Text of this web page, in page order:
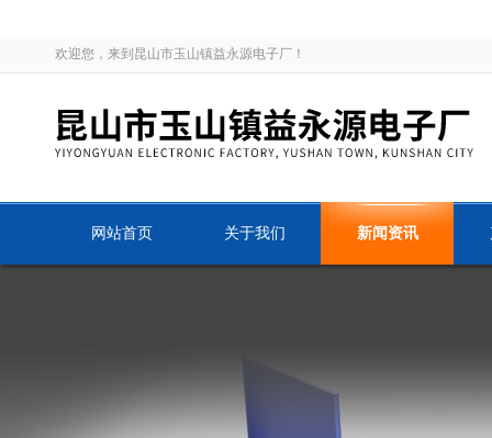
欢迎您，来到昆山市玉山镇益永源电子厂！
网站首页 关于我们 新闻资讯